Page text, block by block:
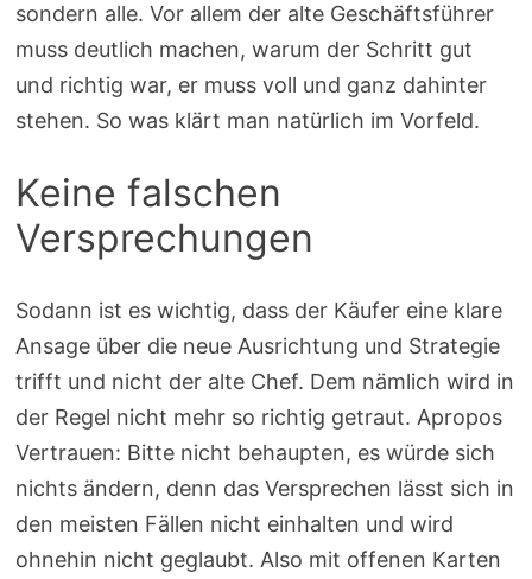
sondern alle. Vor allem der alte Geschäftsführer
muss deutlich machen, warum der Schritt gut
und richtig war, er muss voll und ganz dahinter
stehen. So was klärt man natürlich im Vorfeld.
Keine falschen
Versprechungen
Sodann ist es wichtig, dass der Käufer eine klare
Ansage über die neue Ausrichtung und Strategie
trifft und nicht der alte Chef. Dem nämlich wird in
der Regel nicht mehr so richtig getraut. Apropos
Vertrauen: Bitte nicht behaupten, es würde sich
nichts ändern, denn das Versprechen lässt sich in
den meisten Fällen nicht einhalten und wird
ohnehin nicht geglaubt. Also mit offenen Karten